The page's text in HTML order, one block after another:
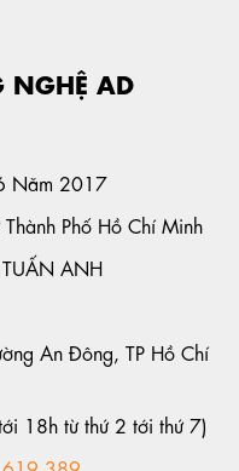
NGHỆ AD
Năm 2017
Phố Hồ Chí Minh
ANH
An Đông, TP Hồ Chí
18h từ thứ 2 tới thứ 7)